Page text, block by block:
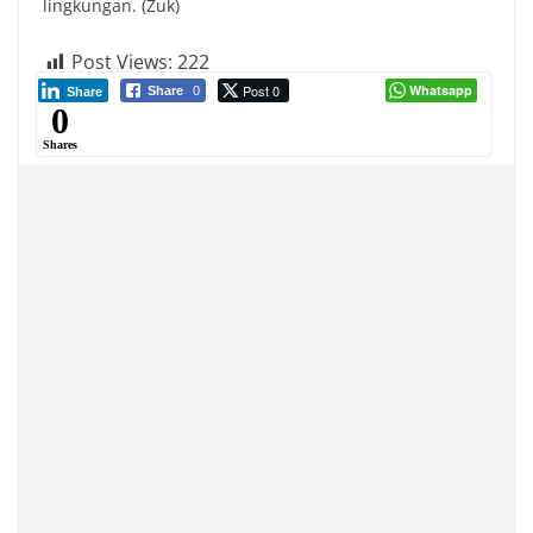
lingkungan. (Zuk)
Post Views: 222
Share 0 Post 0
Share Whatsapp
0
Shares